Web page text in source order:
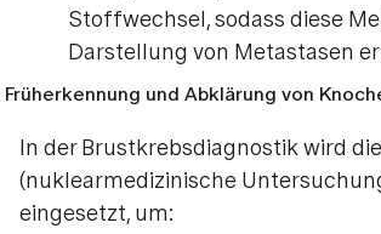
Stoffwechsel, sodass diese
Darstellung von Metastasen
Früherkennung und Abklärung von
In der Brustkrebsdiagnostik wird
(nuklearmedizinische
eingesetzt, um: